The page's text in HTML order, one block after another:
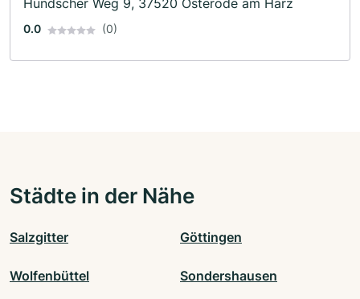
Hundscher Weg 9, 37520 Osterode am Harz
0.0 (0)
Städte in der Nähe
Salzgitter Göttingen
Wolfenbüttel Sondershausen